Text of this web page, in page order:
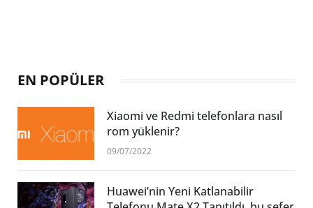
EN POPÜLER
Xiaomi ve Redmi telefonlara nasıl
rom yüklenir?
09/07/2022
Huawei’nin Yeni Katlanabilir